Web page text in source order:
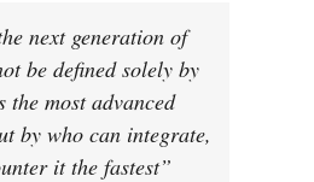
next generation of
be defined solely by
the most advanced
by who can integrate,
it the fastest”